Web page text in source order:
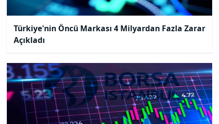
Türkiye'nin Öncü Markası 4 Milyardan Fazla Zarar
Açıkladı